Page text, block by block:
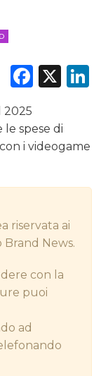
X
2025
spese di
con i videogame
riservata ai
News.
con la
puoi
ad